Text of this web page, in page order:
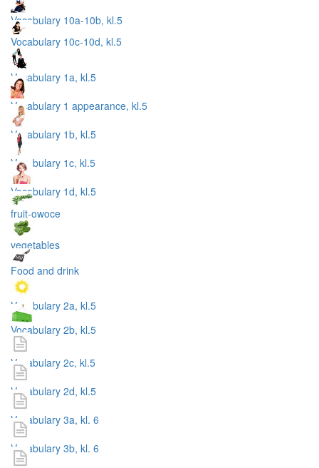
Vocabulary 10a-10b, kl.5
Vocabulary 10c-10d, kl.5
Vocabulary 1a, kl.5
Vocabulary 1 appearance, kl.5
Vocabulary 1b, kl.5
Vocabulary 1c, kl.5
Vocabulary 1d, kl.5
fruit-owoce
vegetables
Food and drink
Vocabulary 2a, kl.5
Vocabulary 2b, kl.5
Vocabulary 2c, kl.5
Vocabulary 2d, kl.5
Vocabulary 3a, kl. 6
Vocabulary 3b, kl. 6